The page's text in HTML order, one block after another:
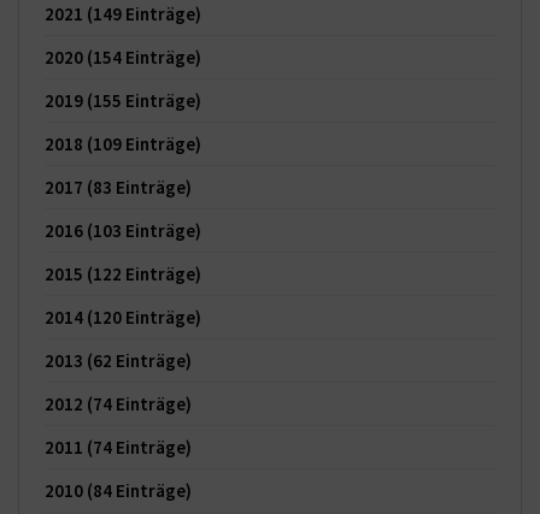
2021 (149 Einträge)
2020 (154 Einträge)
2019 (155 Einträge)
2018 (109 Einträge)
2017 (83 Einträge)
2016 (103 Einträge)
2015 (122 Einträge)
2014 (120 Einträge)
2013 (62 Einträge)
2012 (74 Einträge)
2011 (74 Einträge)
2010 (84 Einträge)